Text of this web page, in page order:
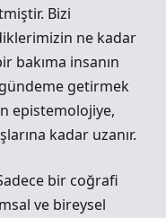
Bizi
ne kadar
bakıma insanın
getirmek
epistemolojiye,
kadar uzanır.
bir coğrafi
ve bireysel